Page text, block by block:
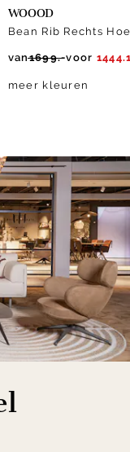
WOOOD
Bean Rib Rechts
van1699.-voor
meer kleuren